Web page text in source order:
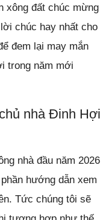
xông đất chúc mừng
chúc hay nhất cho
đem lại may mắn
trong năm mới
nhà Đinh Hợi
nhà đầu năm 2026
hướng dẫn xem
Tức chúng tôi sẽ